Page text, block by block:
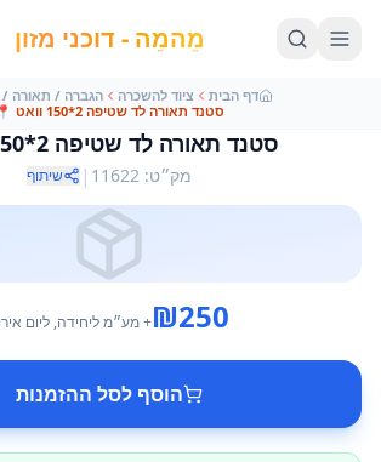
מֵהמֵה - דוכני מזון
דף הבית ציוד להשכרה
הגברה / תאורה /
סטנד תאורה לד שטיפה 2*150 וואט
📍
סטנד תאורה לד שטיפה 2*150 וואט
מק״ט:
11622
| שיתוף
₪250 + מע״מליחידה, ליום
הוסף לסל ההזמנות